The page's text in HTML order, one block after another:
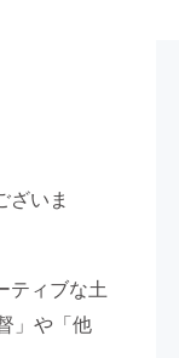
ざいま
ティブな土
」や「他